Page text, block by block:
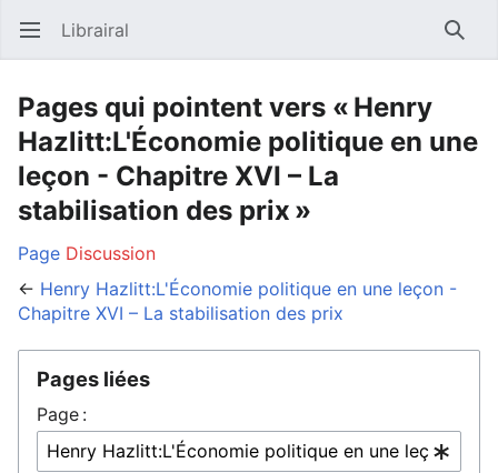
Ouvrir le menu principal Librairal
Pages qui pointent vers « Henry
Hazlitt:L'Économie politique en une
leçon - Chapitre XVI – La
stabilisation des prix »
Page Discussion
← Henry Hazlitt:L'Économie politique en une leçon -
Chapitre XVI – La stabilisation des prix
Pages liées
Page :